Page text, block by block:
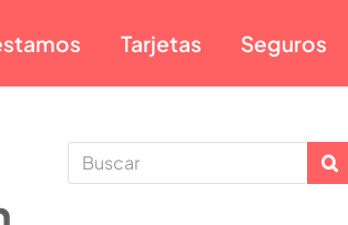
Tarjetas Seguros